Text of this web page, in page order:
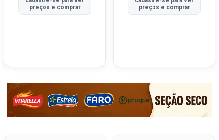
preços e comprar
preços e comprar